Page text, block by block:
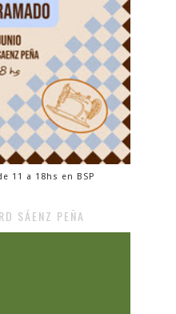
11 a 18hs en BSP
SÁENZ PEÑA